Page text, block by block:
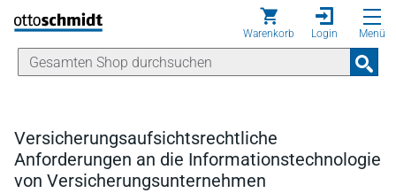
Direkt zum Inhalt
Warenkorb Login Menü
Versicherungsaufsichtsrechtliche
Anforderungen an die Informationstechnologie
von Versicherungsunternehmen